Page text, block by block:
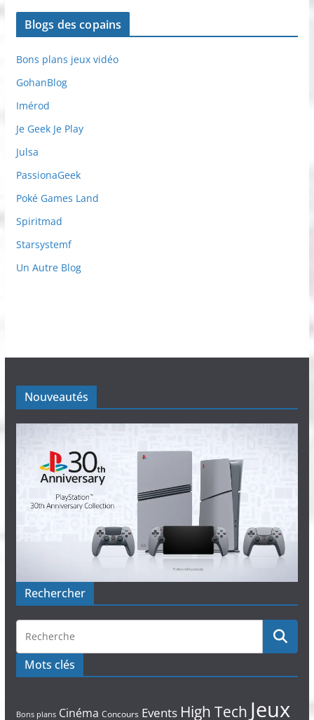
Blogs des copains
Bons plans jeux vidéo
GohanBlog
Imérod
Je Geek Je Play
Julsa
PassionaGeek
Poké Games Land
Spiritmad
Starsystemf
Un Autre Blog
Nouveautés
Rechercher
Mots clés
Bons plans Cinéma Concours Events High Tech Jeux